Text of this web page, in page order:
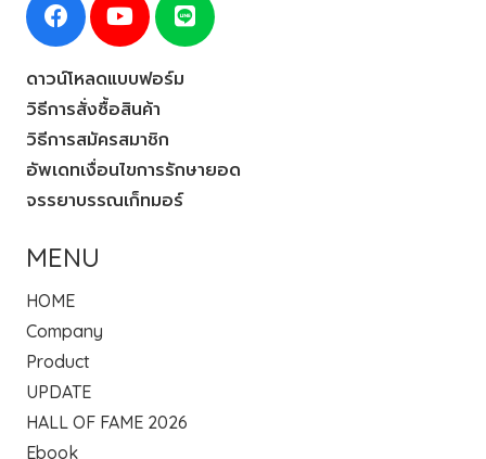
ดาวน์โหลดแบบฟอร์ม
วิธีการสั่งซื้อสินค้า
วิธีการสมัครสมาชิก
อัพเดทเงื่อนไขการรักษายอด
จรรยาบรรณเก็ทมอร์
MENU
HOME
Company
Product
UPDATE
HALL OF FAME 2026
Ebook